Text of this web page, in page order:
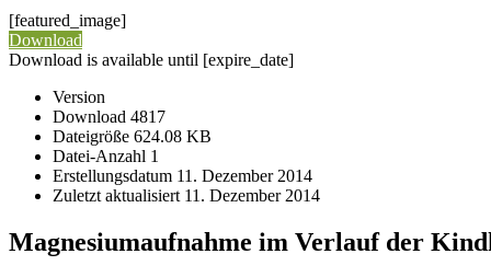
[featured_image]
Download
Download is available until [expire_date]
Version
Download 4817
Dateigröße 624.08 KB
Datei-Anzahl 1
Erstellungsdatum 11. Dezember 2014
Zuletzt aktualisiert 11. Dezember 2014
Magnesiumaufnahme im Verlauf der